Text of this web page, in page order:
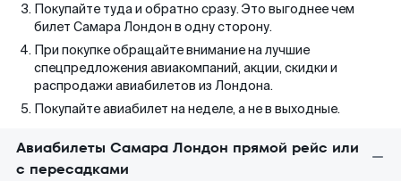
Покупайте туда и обратно сразу. Это выгоднее чем
билет Самара Лондон в одну сторону.
При покупке обращайте внимание на лучшие
спецпредложения авиакомпаний, акции, скидки и
распродажи авиабилетов из Лондона.
Покупайте авиабилет на неделе, а не в выходные.
Авиабилеты Самара Лондон прямой рейс или
с пересадками